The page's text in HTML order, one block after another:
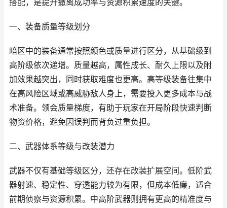
搭配，是提升撤离成功率与资源积累速度的关键。
一、装备质量等级划分
暗区中的装备通常按照颜色或质量进行区分，从基础级到
高阶级依次递增。质量越高，属性成长、耐久上限以及附
加效果越突出，同时获取难度也更高。高等级装备往集中
在高风险区域或高威胁敌人身上，需要投入更多成本与战
术准备。领会质量梯度，有助于玩家在开局阶段快速判断
物资价格，避免因误判而背负过重负担。
二、武器体系等级与改装潜力
武器不仅有基础等级区分，还存在改装扩展空间。低阶武
器射速、稳定性、穿透能力较为有限，但成本低廉，适合
前期侦察与资源积累。中高阶武器则拥有更高的精准度与